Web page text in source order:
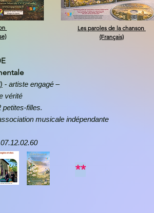
- artiste engagé –
vérité
petites-filles.
musicale indépendante
Les paroles de la chanson
(Français)
**